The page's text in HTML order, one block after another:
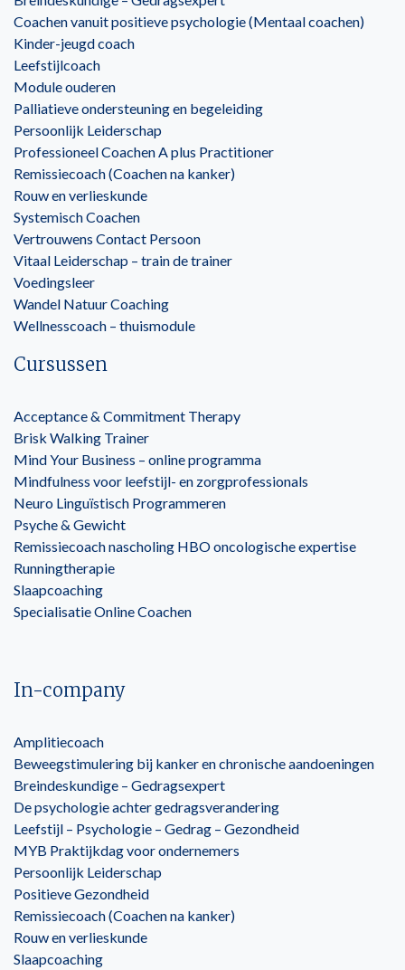
Coachen vanuit positieve psychologie (Mentaal coachen)
Kinder-jeugd coach
Leefstijlcoach
Module ouderen
Palliatieve ondersteuning en begeleiding
Persoonlijk Leiderschap
Professioneel Coachen A plus Practitioner
Remissiecoach (Coachen na kanker)
Rouw en verlieskunde
Systemisch Coachen
Vertrouwens Contact Persoon
Vitaal Leiderschap – train de trainer
Voedingsleer
Wandel Natuur Coaching
Wellnesscoach – thuismodule
Cursussen
Acceptance & Commitment Therapy
Brisk Walking Trainer
Mind Your Business – online programma
Mindfulness voor leefstijl- en zorgprofessionals
Neuro Linguïstisch Programmeren
Psyche & Gewicht
Remissiecoach nascholing HBO oncologische expertise
Runningtherapie
Slaapcoaching
Specialisatie Online Coachen
In-company
Amplitiecoach
Beweegstimulering bij kanker en chronische aandoeningen
Breindeskundige – Gedragsexpert
De psychologie achter gedragsverandering
Leefstijl – Psychologie – Gedrag – Gezondheid
MYB Praktijkdag voor ondernemers
Persoonlijk Leiderschap
Positieve Gezondheid
Remissiecoach (Coachen na kanker)
Rouw en verlieskunde
Slaapcoaching